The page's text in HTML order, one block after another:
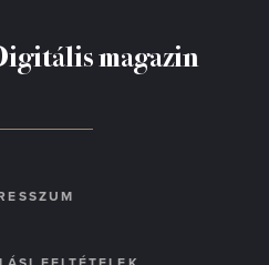
magazin